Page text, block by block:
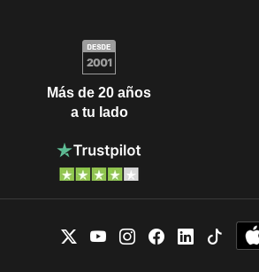
Más de 20 años
a tu lado